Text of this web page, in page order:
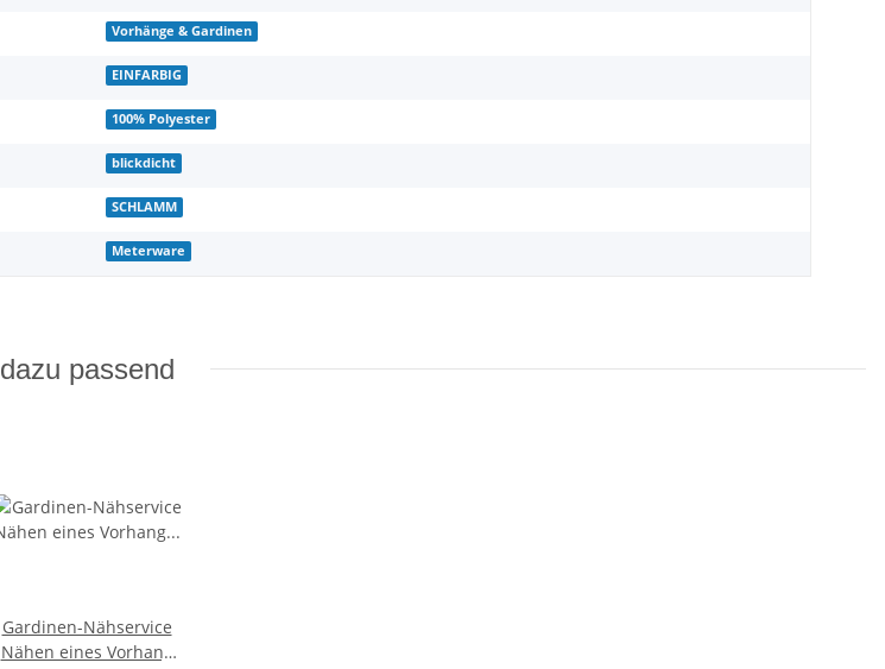
Vorhänge & Gardinen
EINFARBIG
100% Polyester
blickdicht
SCHLAMM
Meterware
dazu passend
Gardinen-Nähservice
Nähen eines Vorhang